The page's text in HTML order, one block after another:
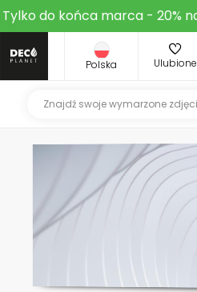
Tylko do końca marca - 20%
Polska Ulubione